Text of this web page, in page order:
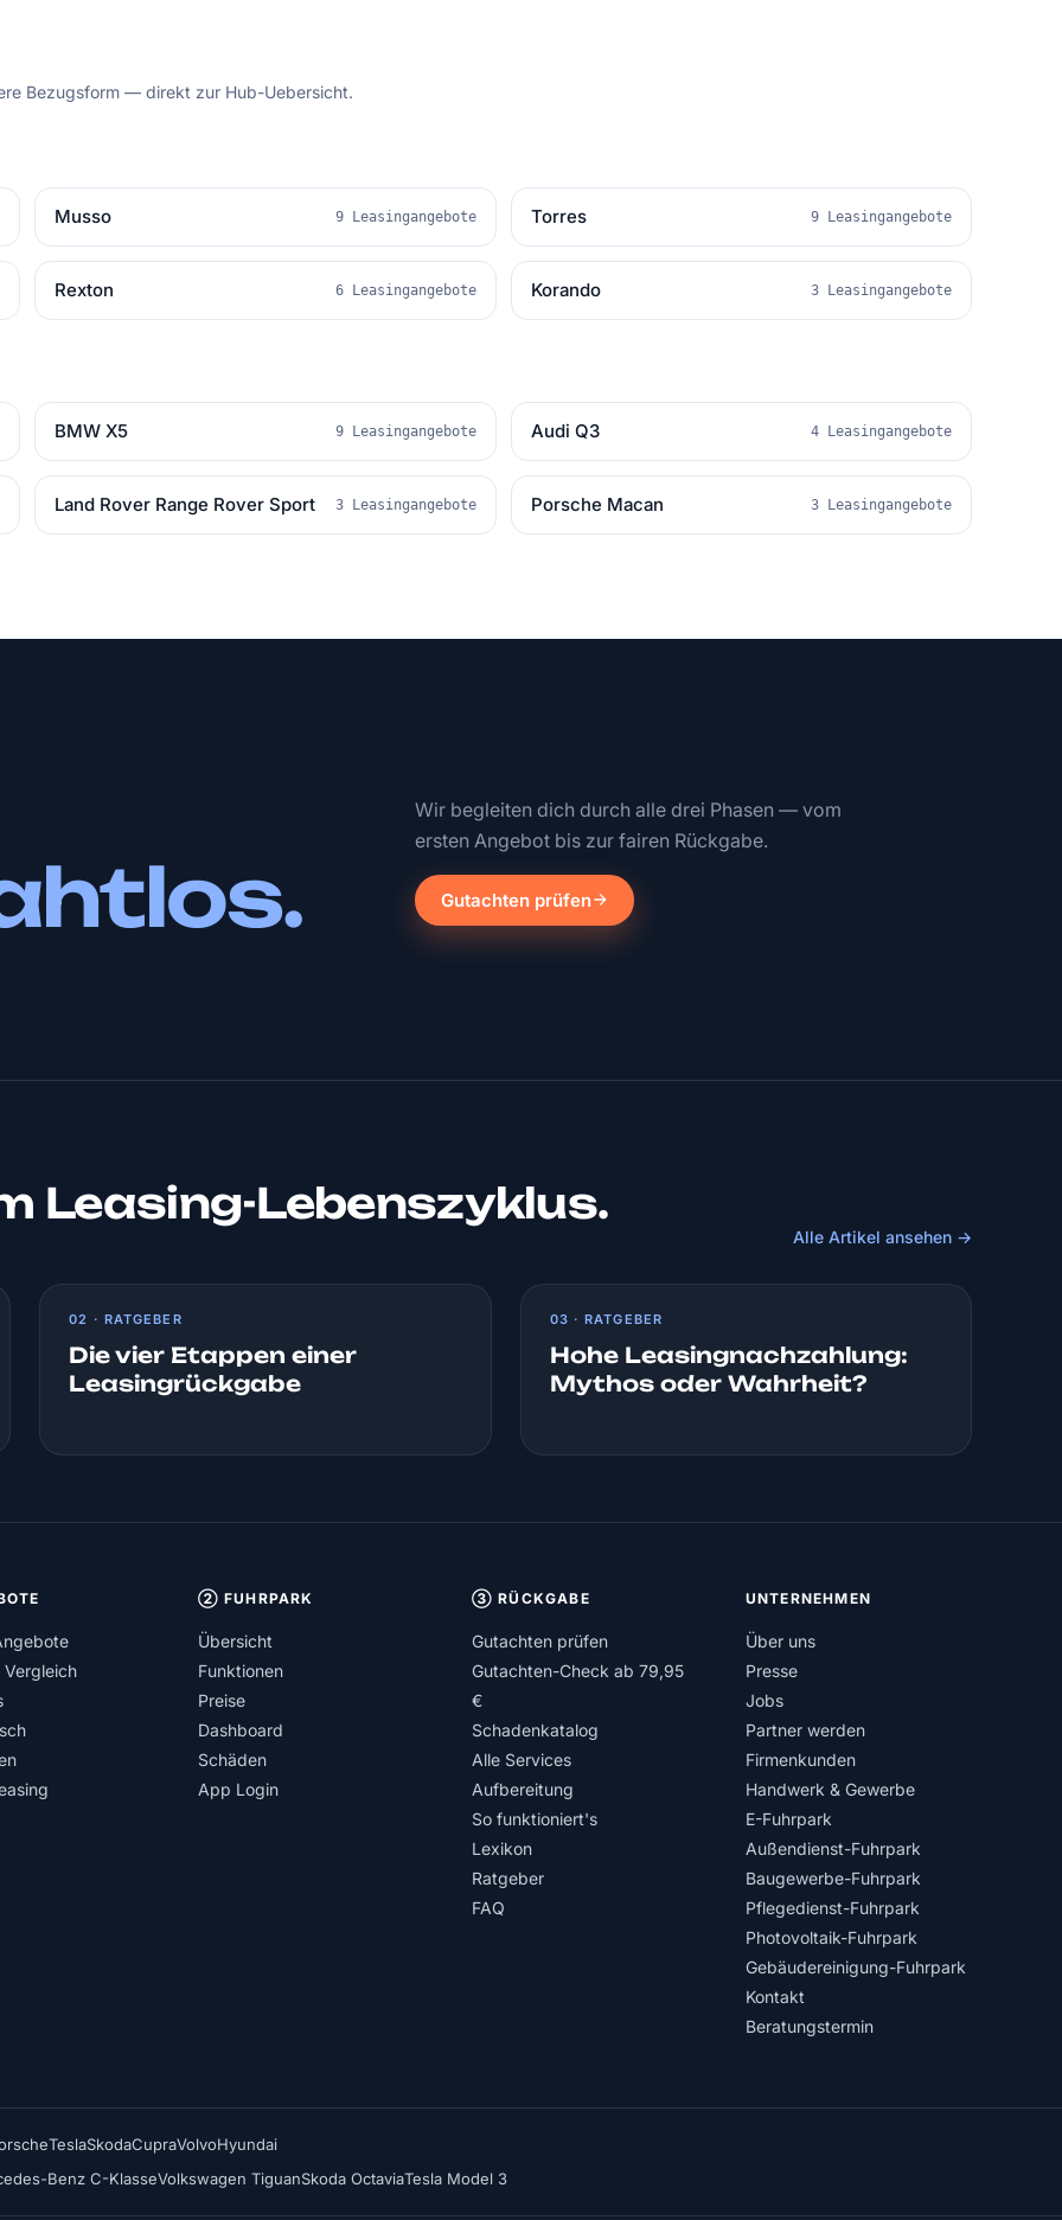
Bezugsform — direkt zur Hub-Uebersicht.
Musso 9 Leasingangebote Torres 9 Leasingangebote
Rexton 6 Leasingangebote Korando 3 Leasingangebote
BMW X5 9 Leasingangebote Audi Q3 4 Leasingangebote
Land Rover Range Rover Sport 3 Leasingangebote Porsche Macan 3 Leasingangebote
Wir begleiten dich durch alle drei Phasen — vom
ersten Angebot bis zur fairen Rückgabe.
Gutachten prüfen
Leasing-Lebenszyklus.
Alle Artikel ansehen →
02 · RATGEBER
Die vier Etappen einer
Leasingrückgabe
03 · RATGEBER
Hohe Leasingnachzahlung:
Mythos oder Wahrheit?
② FUHRPARK
Übersicht
Funktionen
Preise
Dashboard
Schäden
App Login
③ RÜCKGABE
Gutachten prüfen
Gutachten-Check ab 79,95
€
Schadenkatalog
Alle Services
Aufbereitung
So funktioniert's
Lexikon
Ratgeber
FAQ
UNTERNEHMEN
Über uns
Presse
Jobs
Partner werden
Firmenkunden
Handwerk & Gewerbe
E-Fuhrpark
Außendienst-Fuhrpark
Baugewerbe-Fuhrpark
Pflegedienst-Fuhrpark
Photovoltaik-Fuhrpark
Gebäudereinigung-Fuhrpark
Kontakt
Beratungstermin
TeslaSkodaCupraVolvoHyundai
Benz C-KlasseVolkswagen TiguanSkoda OctaviaTesla Model 3